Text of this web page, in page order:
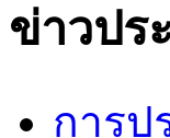
ข่าวปร
การป